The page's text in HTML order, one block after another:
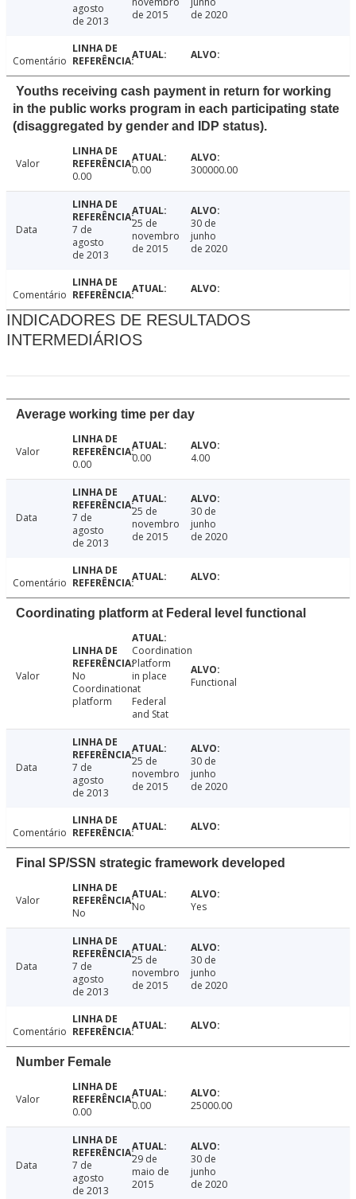
agosto
de 2013
de 2015
de 2020
Comentário
Youths receiving cash payment in return for working
in the public works program in each participating state
(disaggregated by gender and IDP status).
Valor
0.00
0.00 300000.00
Data
7 de
agosto
de 2013
25 de
novembro
de 2015
30 de
junho
de 2020
Comentário
INDICADORES DE RESULTADOS
INTERMEDIÁRIOS
Average working time per day
Valor
0.00
0.00 4.00
Data
7 de
agosto
de 2013
25 de
novembro
de 2015
30 de
junho
de 2020
Comentário
Coordinating platform at Federal level functional
Valor
No
Coordination
platform
Coordination
Platform
in place
at
Federal
and Stat
Functional
Data
7 de
agosto
de 2013
25 de
novembro
de 2015
30 de
junho
de 2020
Comentário
Final SP/SSN strategic framework developed
Valor
No
No Yes
Data
7 de
agosto
de 2013
25 de
novembro
de 2015
30 de
junho
de 2020
Comentário
Number Female
Valor
0.00
0.00 25000.00
Data
7 de
agosto
de 2013
29 de
maio de
2015
30 de
junho
de 2020